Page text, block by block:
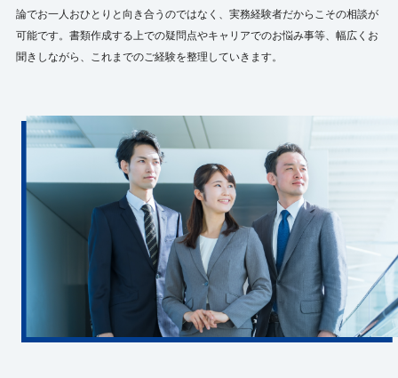
論でお一人おひとりと向き合うのではなく、実務経験者だからこその相談が
可能です。書類作成する上での疑問点やキャリアでのお悩み事等、幅広くお
聞きしながら、これまでのご経験を整理していきます。